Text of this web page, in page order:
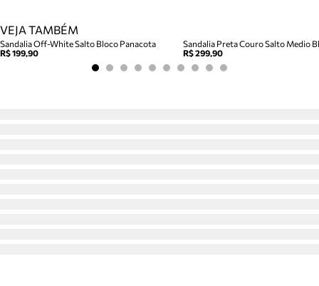
VEJA TAMBÉM
Sandalia Off-White Salto Bloco Panacota
R$ 199,90
Sandalia Preta Couro Salto Medio
R$ 299,90